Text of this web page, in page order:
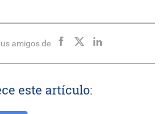
amigos de
este artículo: